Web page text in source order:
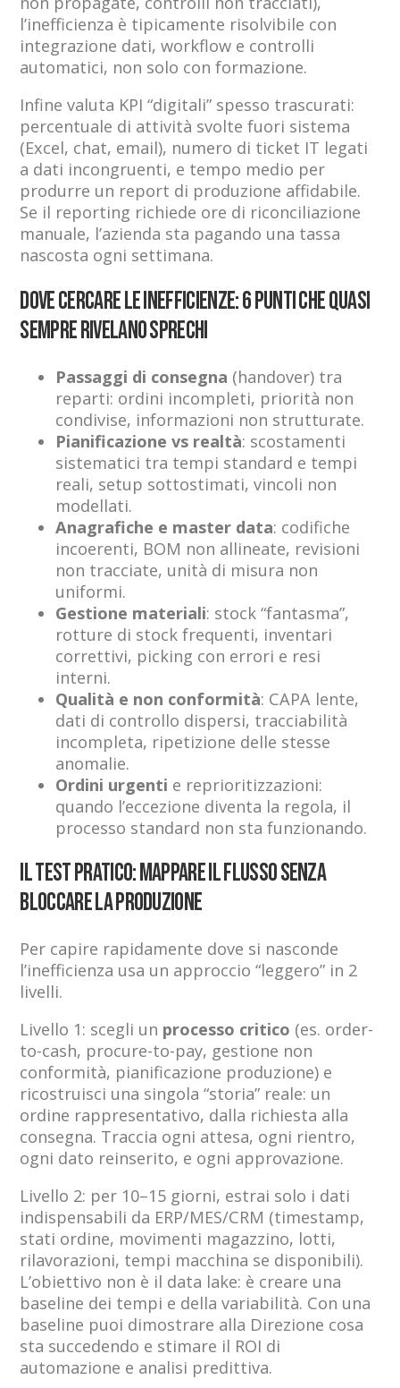
l’inefficienza è tipicamente risolvibile con
integrazione dati, workflow e controlli
automatici, non solo con formazione.
Infine valuta KPI “digitali” spesso trascurati:
percentuale di attività svolte fuori sistema
(Excel, chat, email), numero di ticket IT legati
a dati incongruenti, e tempo medio per
produrre un report di produzione affidabile.
Se il reporting richiede ore di riconciliazione
manuale, l’azienda sta pagando una tassa
nascosta ogni settimana.
Dove cercare le inefficienze: 6 punti che quasi
sempre rivelano sprechi
Passaggi di consegna (handover) tra
reparti: ordini incompleti, priorità non
condivise, informazioni non strutturate.
Pianificazione vs realtà: scostamenti
sistematici tra tempi standard e tempi
reali, setup sottostimati, vincoli non
modellati.
Anagrafiche e master data: codifiche
incoerenti, BOM non allineate, revisioni
non tracciate, unità di misura non
uniformi.
Gestione materiali: stock “fantasma”,
rotture di stock frequenti, inventari
correttivi, picking con errori e resi
interni.
Qualità e non conformità: CAPA lente,
dati di controllo dispersi, tracciabilità
incompleta, ripetizione delle stesse
anomalie.
Ordini urgenti e reprioritizzazioni:
quando l’eccezione diventa la regola, il
processo standard non sta funzionando.
Il test pratico: mappare il flusso senza
bloccare la produzione
Per capire rapidamente dove si nasconde
l’inefficienza usa un approccio “leggero” in 2
livelli.
Livello 1: scegli un processo critico (es. order-
to-cash, procure-to-pay, gestione non
conformità, pianificazione produzione) e
ricostruisci una singola “storia” reale: un
ordine rappresentativo, dalla richiesta alla
consegna. Traccia ogni attesa, ogni rientro,
ogni dato reinserito, e ogni approvazione.
Livello 2: per 10–15 giorni, estrai solo i dati
indispensabili da ERP/MES/CRM (timestamp,
stati ordine, movimenti magazzino, lotti,
rilavorazioni, tempi macchina se disponibili).
L’obiettivo non è il data lake: è creare una
baseline dei tempi e della variabilità. Con una
baseline puoi dimostrare alla Direzione cosa
sta succedendo e stimare il ROI di
automazione e analisi predittiva.